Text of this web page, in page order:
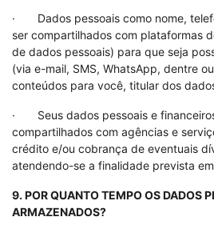
· Dados pessoais como nome,
ser compartilhados com plataformas
de dados pessoais) para que seja
(via e-mail, SMS, WhatsApp, dentre
conteúdos para você, titular dos
· Seus dados pessoais e
compartilhados com agências e
crédito e/ou cobrança de eventuais
atendendo-se a finalidade prevista
9. POR QUANTO TEMPO OS DADOS
ARMAZENADOS?